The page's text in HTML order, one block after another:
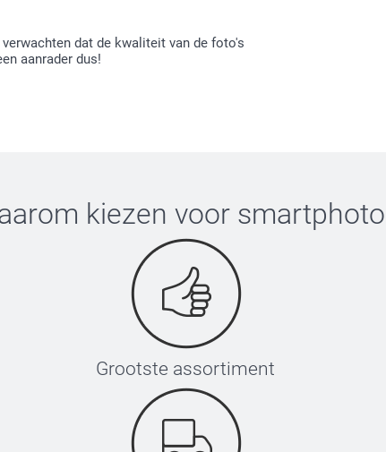
dat de kwaliteit van de foto's
aanrader dus!
kiezen voor smartphoto
Grootste assortiment